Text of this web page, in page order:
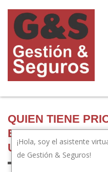
QUIEN TIENE
ES
UN CRUCE DE
¡Hola, soy el asistente
de Gestión & Seguros!